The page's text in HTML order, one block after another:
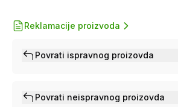
Reklamacije proizvoda
Povrati ispravnog proizovda
Povrati neispravnog proizovda